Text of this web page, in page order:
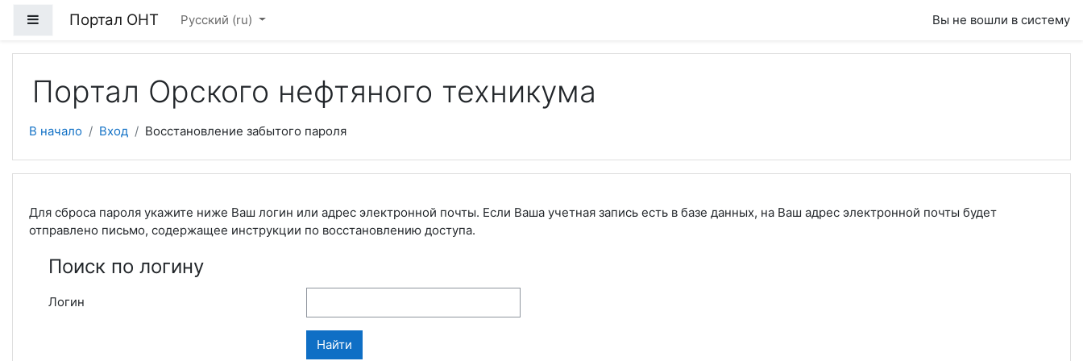
Боковая панель
Портал ОНТ Русский ‎(ru)‎ Вы не вошли в систему
Портал Орского нефтяного техникума
В начало Вход Восстановление забытого пароля
Для сброса пароля укажите ниже Ваш логин или адрес электронной почты. Если Ваша учетная запись есть в базе данных, на Ваш адрес электронной почты будет
отправлено письмо, содержащее инструкции по восстановлению доступа.
Поиск по логину
Логин